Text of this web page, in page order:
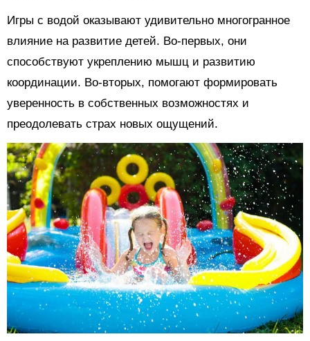
Игры с водой оказывают удивительно многогранное
влияние на развитие детей. Во-первых, они
способствуют укреплению мышц и развитию
координации. Во-вторых, помогают формировать
уверенность в собственных возможностях и
преодолевать страх новых ощущений.